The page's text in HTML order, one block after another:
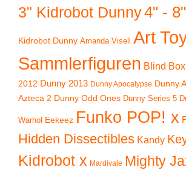
3" Kidrobot Dunny4" -
Kidrobot Dunny Amanda Visell Art
Sammlerfiguren Blind Box
2012 Dunny 2013 Dunny Apocalypse Dunny
Azteca 2 Dunny Odd Ones Dunny Series 5
Warhol Eekeez Funko POP! x
Hidden Dissectibles Kandy
Kidrobot x Mardivale Mighty